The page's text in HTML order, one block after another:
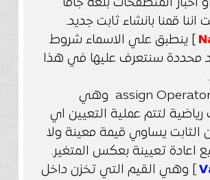
اننا قمنا بانشاء ثابت جديد.
] ينطبق علي الاسماء شروط
محددة سنتعرف عليها في هذا
] assign Operators وهي
رياضية لتتم عملية التعيين اي
الثابت يساوي قيمة معينة ولا
اعادة تعيينة بعكس المتغير.
وهي القيم التي تخزن داخل